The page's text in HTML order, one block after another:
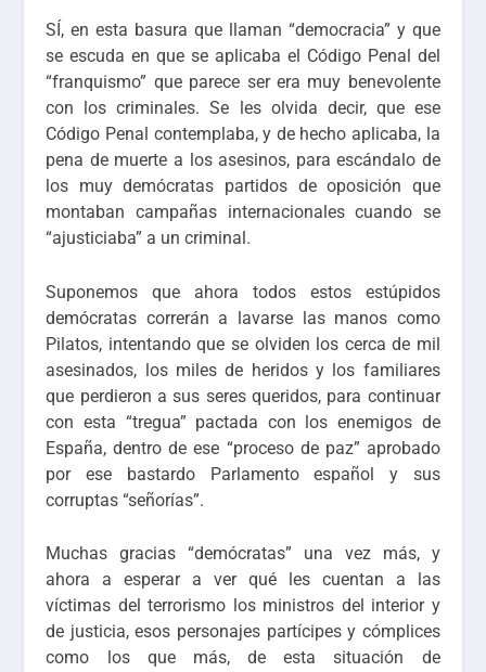
SÍ, en esta basura que llaman “democracia” y que
se escuda en que se aplicaba el Código Penal del
“franquismo” que parece ser era muy benevolente
con los criminales. Se les olvida decir, que ese
Código Penal contemplaba, y de hecho aplicaba, la
pena de muerte a los asesinos, para escándalo de
los muy demócratas partidos de oposición que
montaban campañas internacionales cuando se
“ajusticiaba” a un criminal.
Suponemos que ahora todos estos estúpidos
demócratas correrán a lavarse las manos como
Pilatos, intentando que se olviden los cerca de mil
asesinados, los miles de heridos y los familiares
que perdieron a sus seres queridos, para continuar
con esta “tregua” pactada con los enemigos de
España, dentro de ese “proceso de paz” aprobado
por ese bastardo Parlamento español y sus
corruptas “señorías”.
Muchas gracias “demócratas” una vez más, y
ahora a esperar a ver qué les cuentan a las
víctimas del terrorismo los ministros del interior y
de justicia, esos personajes partícipes y cómplices
como los que más, de esta situación de